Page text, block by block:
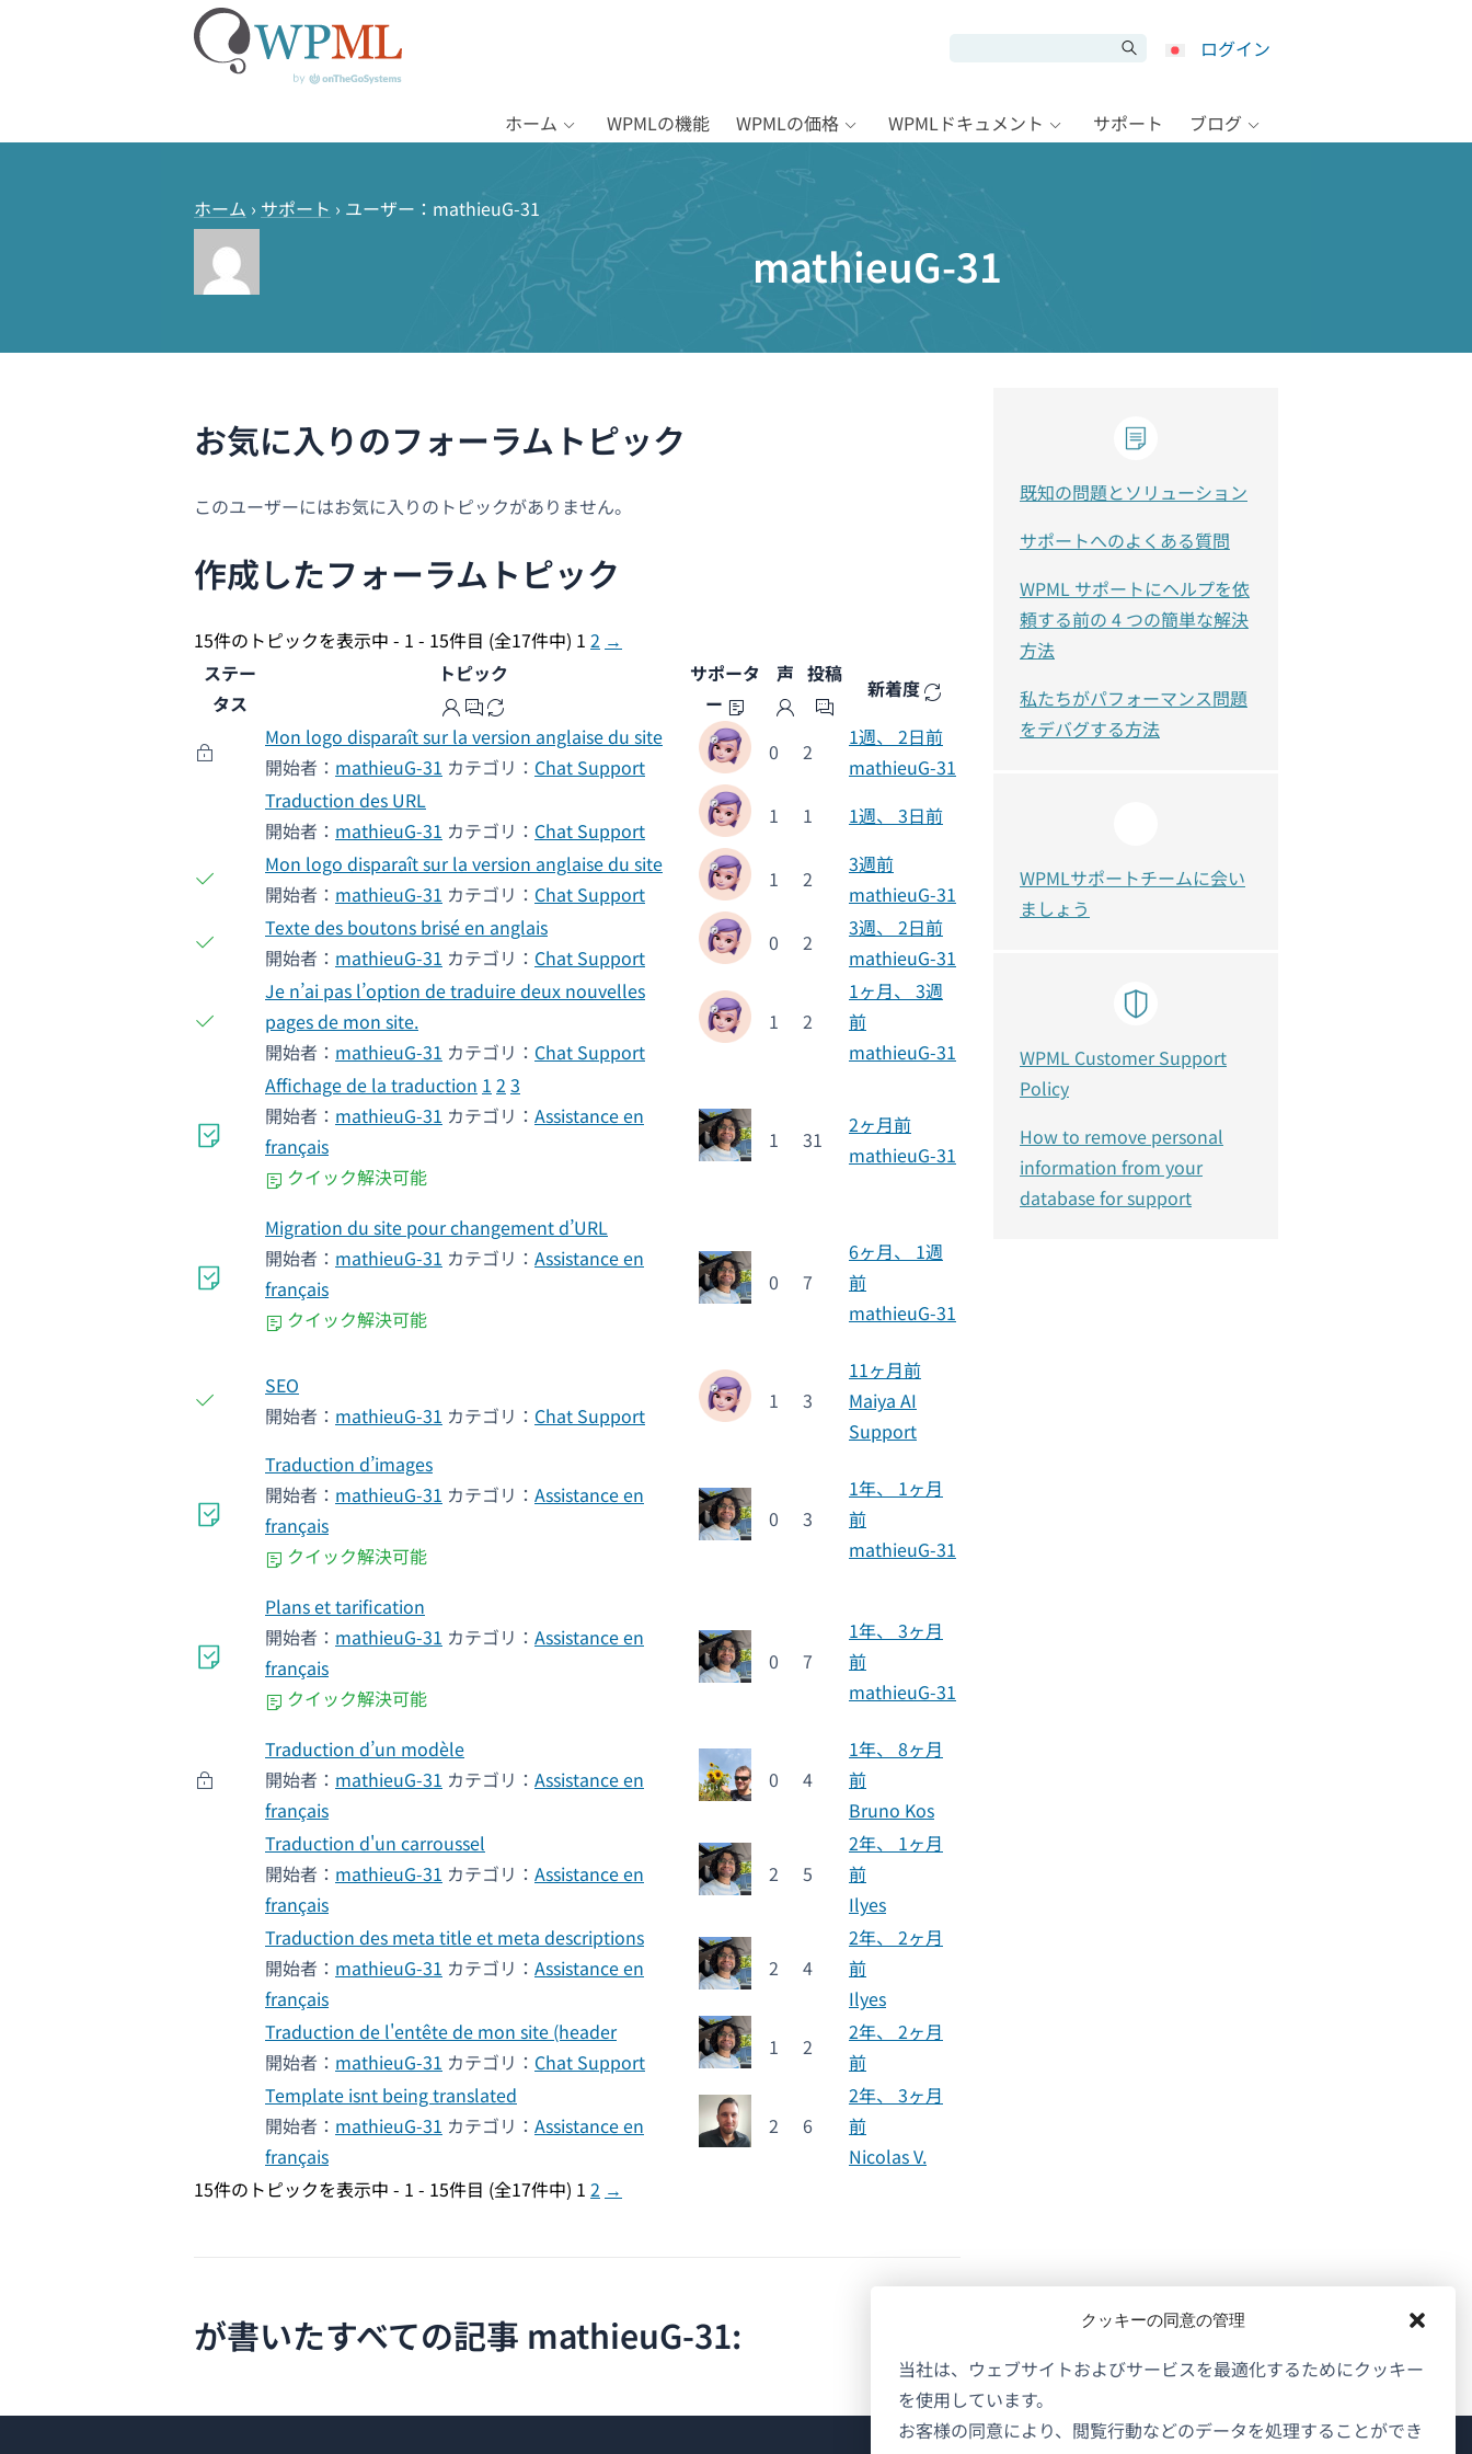
クッキーの同意の管理
当社は、ウェブサイトおよびサービスを最適化するためにクッキー
を使用しています。
お客様の同意により、閲覧行動などのデータを処理することができ
ログイン
ホーム WPMLの機能 WPMLの価格 WPMLドキュメント サポート ブログ
ホーム › サポート › ユーザー：mathieuG-31
mathieuG-31
お気に入りのフォーラムトピック
このユーザーにはお気に入りのトピックがありません。
作成したフォーラムトピック
15件のトピックを表示中 - 1 - 15件目 (全17件中) 1 2 →
ステー
タス
トピック
サポータ
ー
声 投稿
新着度
Mon logo disparaît sur la version anglaise du site
開始者： mathieuG-31 カテゴリ： Chat Support
0 2
1週、 2日前
mathieuG-31
Traduction des URL
開始者： mathieuG-31 カテゴリ： Chat Support
1 1
1週、 3日前
Mon logo disparaît sur la version anglaise du site
開始者： mathieuG-31 カテゴリ： Chat Support
1 2
3週前
mathieuG-31
Texte des boutons brisé en anglais
開始者： mathieuG-31 カテゴリ： Chat Support
0 2
3週、 2日前
mathieuG-31
Je n’ai pas l’option de traduire deux nouvelles
pages de mon site.
開始者： mathieuG-31 カテゴリ： Chat Support
1 2
1ヶ月、 3週
前
mathieuG-31
Affichage de la traduction 1 2 3
開始者： mathieuG-31 カテゴリ： Assistance en
français
クイック解決可能
1 31
2ヶ月前
mathieuG-31
Migration du site pour changement d’URL
開始者： mathieuG-31 カテゴリ： Assistance en
français
クイック解決可能
0 7
6ヶ月、 1週
前
mathieuG-31
SEO
開始者： mathieuG-31 カテゴリ： Chat Support
1 3
11ヶ月前
Maiya AI
Support
Traduction d’images
開始者： mathieuG-31 カテゴリ： Assistance en
français
クイック解決可能
0 3
1年、 1ヶ月
前
mathieuG-31
Plans et tarification
開始者： mathieuG-31 カテゴリ： Assistance en
français
クイック解決可能
0 7
1年、 3ヶ月
前
mathieuG-31
Traduction d’un modèle
開始者： mathieuG-31 カテゴリ： Assistance en
français
0 4
1年、 8ヶ月
前
Bruno Kos
Traduction d'un carroussel
開始者： mathieuG-31 カテゴリ： Assistance en
français
2 5
2年、 1ヶ月
前
Ilyes
Traduction des meta title et meta descriptions
開始者： mathieuG-31 カテゴリ： Assistance en
français
2 4
2年、 2ヶ月
前
Ilyes
Traduction de l'entête de mon site (header
開始者： mathieuG-31 カテゴリ： Chat Support
1 2
2年、 2ヶ月
前
Template isnt being translated
開始者： mathieuG-31 カテゴリ： Assistance en
français
2 6
2年、 3ヶ月
前
Nicolas V.
15件のトピックを表示中 - 1 - 15件目 (全17件中) 1 2 →
が書いたすべての記事 mathieuG-31:
既知の問題とソリューション
サポートへのよくある質問
WPML サポートにヘルプを依
頼する前の 4 つの簡単な解決
方法
私たちがパフォーマンス問題
をデバグする方法
WPMLサポートチームに会い
ましょう
WPML Customer Support
Policy
How to remove personal
information from your
database for support